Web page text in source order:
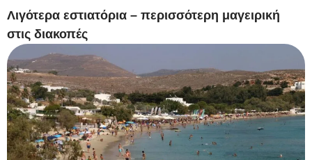
Λιγότερα εστιατόρια – περισσότερη μαγειρική
στις διακοπές